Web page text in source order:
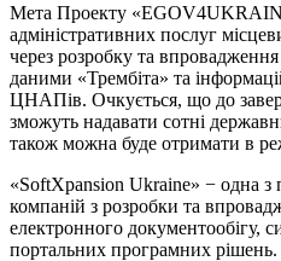
Мета Проекту
адміністративних послуг
через розробку та
даними «Трембіта» та
ЦНАПів. Очкується, що до
зможуть надавати сотні
також можна буде отримати в
«SoftXpansion Ukraine» − одна з
компаній з розробки та
електронного документообігу,
портальних програмних рішень.